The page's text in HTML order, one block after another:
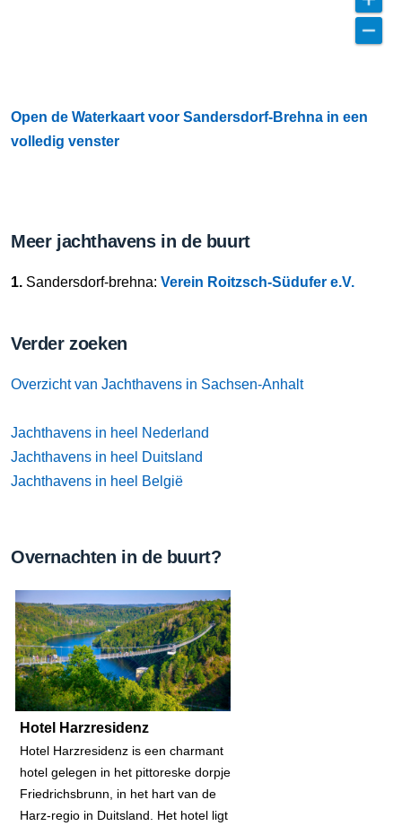
Open de Waterkaart voor Sandersdorf-Brehna in een
volledig venster
Meer jachthavens in de buurt
1. Sandersdorf-brehna: Verein Roitzsch-Südufer e.V.
Verder zoeken
Overzicht van Jachthavens in Sachsen-Anhalt
Jachthavens in heel Nederland
Jachthavens in heel Duitsland
Jachthavens in heel België
Overnachten in de buurt?
Hotel Harzresidenz
Hotel Harzresidenz is een charmant
hotel gelegen in het pittoreske dorpje
Friedrichsbrunn, in het hart van de
Harz-regio in Duitsland. Het hotel ligt